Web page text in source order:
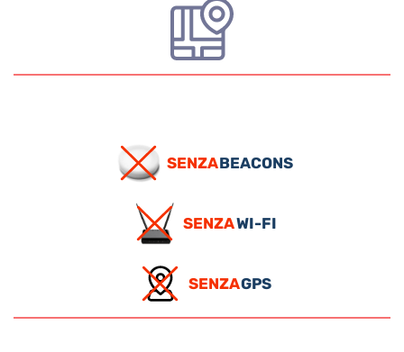
SENZABEACONS
SENZAWI-FI
SENZAGPS